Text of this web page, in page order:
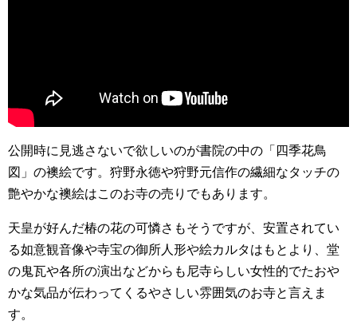
公開時に見逃さないで欲しいのが書院の中の「四季花鳥
図」の襖絵です。狩野永徳や狩野元信作の繊細なタッチの
艶やかな襖絵はこのお寺の売りでもあります。
天皇が好んだ椿の花の可憐さもそうですが、安置されてい
る如意観音像や寺宝の御所人形や絵カルタはもとより、堂
の鬼瓦や各所の演出などからも尼寺らしい女性的でたおや
かな気品が伝わってくるやさしい雰囲気のお寺と言えま
す。